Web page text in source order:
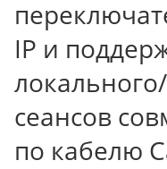
IP и
сеансов
по кабелю